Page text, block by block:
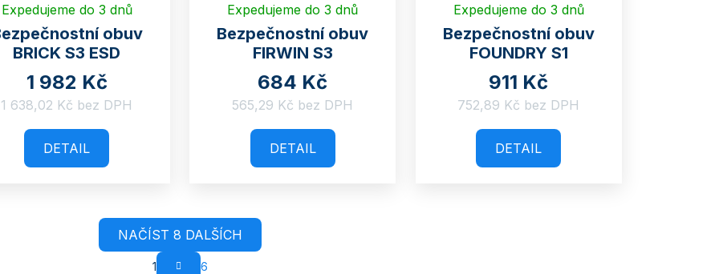
Expedujeme do 3 dnů
obuv
BRICK S3 ESD
1 982 Kč
1 638,02 Kč bez DPH
DETAIL
Expedujeme do 3 dnů
Bezpečnostní obuv
FIRWIN S3
684 Kč
565,29 Kč bez DPH
DETAIL
Expedujeme do 3 dnů
Bezpečnostní obuv
FOUNDRY S1
911 Kč
752,89 Kč bez DPH
DETAIL
NAČÍST 8 DALŠÍCH
1 6